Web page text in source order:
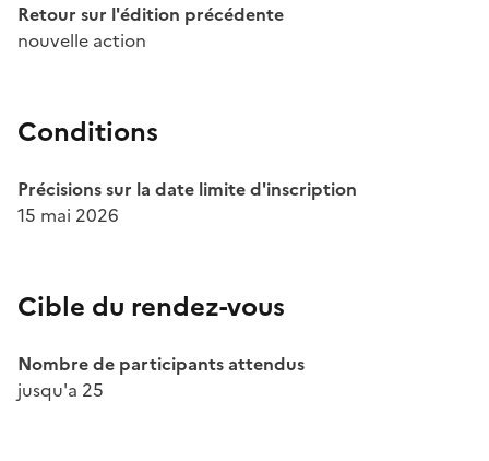
Retour sur l'édition précédente
nouvelle action
Conditions
Précisions sur la date limite d'inscription
15 mai 2026
Cible du rendez-vous
Nombre de participants attendus
jusqu'a 25